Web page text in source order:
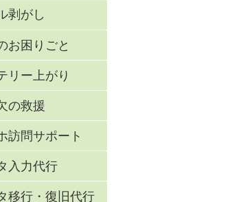
剥がし
お困りごと
リー上がり
の救援
訪問サポート
入力代行
移行・復旧代行